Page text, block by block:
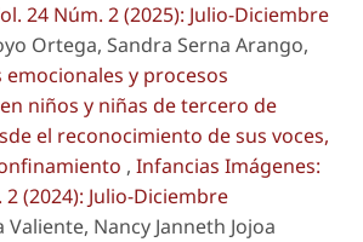
24 Núm. 2 (2025): Julio-Diciembre
Ortega, Sandra Serna Arango,
emocionales y procesos
niños y niñas de tercero de
el reconocimiento de sus voces,
, Infancias Imágenes:
(2024): Julio-Diciembre
Valiente, Nancy Janneth Jojoa